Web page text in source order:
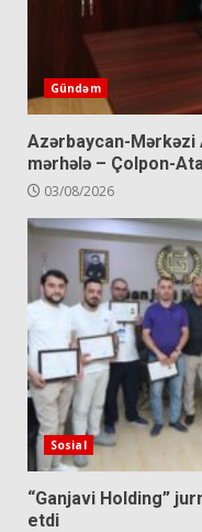
Gündəm
Azərbaycan-Mərkəzi
mərhələ – Çolpon-
03/08/2026
Sosial
“Ganjavi Holding”
etdi